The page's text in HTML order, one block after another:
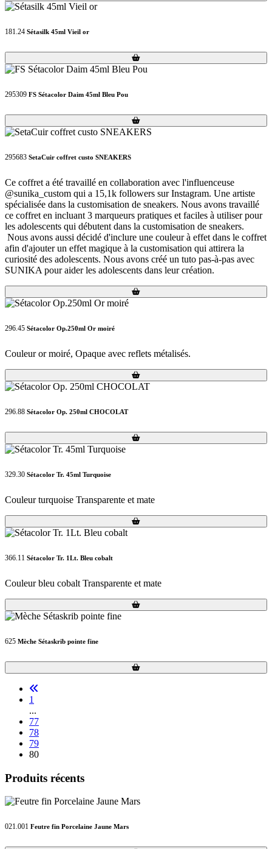
181.24 Sétasilk 45ml Vieil or
Loading...
Loading...
295309 FS Sétacolor Daim 45ml Bleu Pou
Loading...
Loading...
295683 SetaCuir coffret custo SNEAKERS
Ce coffret a été travaillé en collaboration avec l'influenceuse
@sunika_custom qui a 15,1k followers sur Instagram. Une artiste
spécialisée dans la customisation de sneakers. Nous avons travaillé
ce coffret en incluant 3 marqueurs pratiques et faciles à utiliser pour
les adolescents qui débutent dans la customisation de sneakers.
Nous avons aussi décidé d'inclure une couleur à effet dans le coffret
afin d'ajouter un effet magique à la customisation qui attirera la
curiosité des adolescents. Nous avons créé un tuto pas-à-pas avec
SUNIKA pour aider les adolescents dans leur création.
Loading...
Loading...
296.45 Sétacolor Op.250ml Or moiré
Couleur or moiré, Opaque avec reflets métalisés.
Loading...
Loading...
296.88 Sétacolor Op. 250ml CHOCOLAT
Loading...
Loading...
329.30 Sétacolor Tr. 45ml Turquoise
Couleur turquoise Transparente et mate
Loading...
Loading...
366.11 Sétacolor Tr. 1Lt. Bleu cobalt
Couleur bleu cobalt Transparente et mate
Loading...
Loading...
625 Mèche Sétaskrib pointe fine
Loading...
Loading...
1
...
77
78
79
80
Produits récents
021.001 Feutre fin Porcelaine Jaune Mars